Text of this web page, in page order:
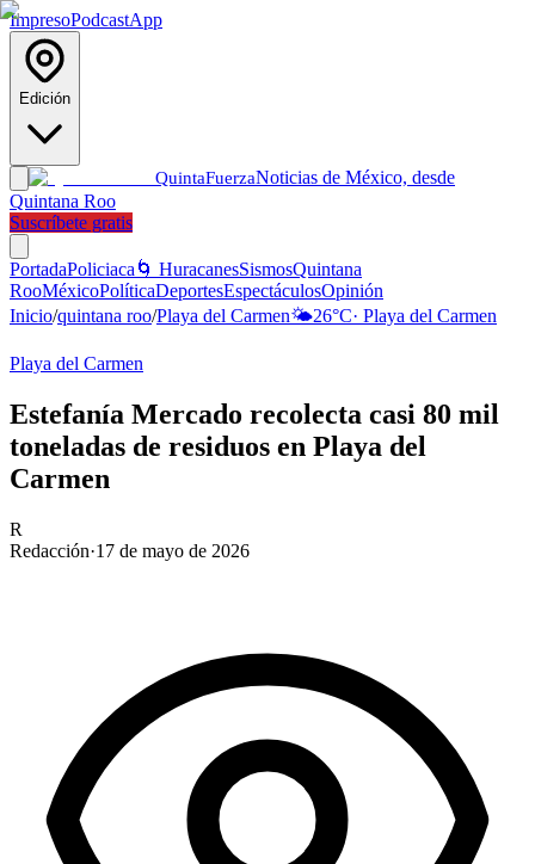
ImpresoPodcastApp
Edición
QuintaFuerzaNoticias de México, desde
Quintana Roo
Suscríbete gratis
PortadaPoliciaca 🌀 HuracanesSismosQuintana
RooMéxicoPolíticaDeportesEspectáculosOpinión
Inicio/quintana roo/Playa del Carmen🌤️26°C· Playa del Carmen
Playa del Carmen
Estefanía Mercado recolecta casi 80 mil
toneladas de residuos en Playa del
Carmen
R
Redacción·17 de mayo de 2026